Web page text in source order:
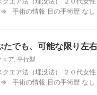
手術の情報 目の手術歴 なし
でも、可能な限り左
エア, 平行型
クエア法（埋没法） ２０
手術の情報 目の手術歴 なし